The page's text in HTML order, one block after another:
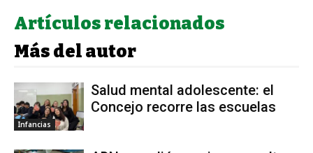
Artículos relacionados
Más del autor
Infancias
Salud mental adolescente: el
Concejo recorre las escuelas